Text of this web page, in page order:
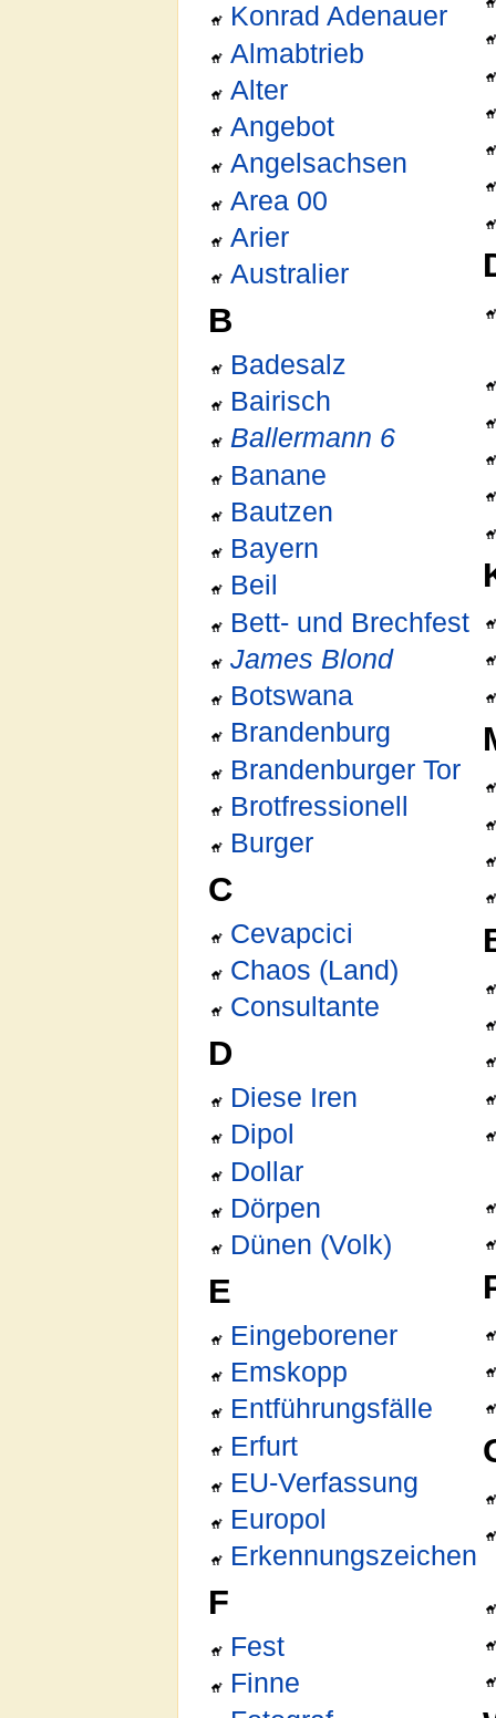
Konrad Adenauer
Almabtrieb
Alter
Angebot
Angelsachsen
Area 00
Arier
Australier
B
Badesalz
Bairisch
Ballermann 6
Banane
Bautzen
Bayern
Beil
Bett- und Brechfest
James Blond
Botswana
Brandenburg
Brandenburger Tor
Brotfressionell
Burger
C
Cevapcici
Chaos (Land)
Consultante
D
Diese Iren
Dipol
Dollar
Dörpen
Dünen (Volk)
E
Eingeborener
Emskopp
Entführungsfälle
Erfurt
EU-Verfassung
Europol
Erkennungszeichen
F
Fest
Finne